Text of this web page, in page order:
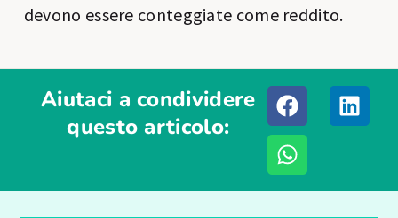
devono essere conteggiate come reddito.
Aiutaci a condividere
questo articolo: